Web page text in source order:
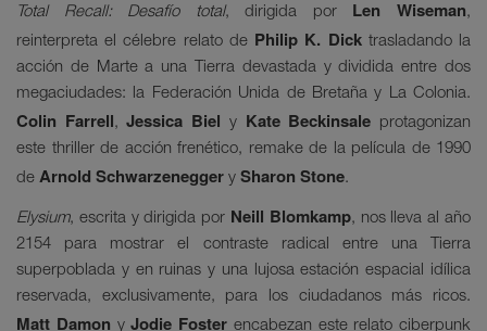
Total Recall: Desafío total, dirigida por Len Wiseman,
reinterpreta el célebre relato de Philip K. Dick trasladando la
acción de Marte a una Tierra devastada y dividida entre dos
megaciudades: la Federación Unida de Bretaña y La Colonia.
Colin Farrell,Jessica Biel y Kate Beckinsale protagonizan
este thriller de acción frenético, remake de la película de 1990
de Arnold Schwarzenegger y Sharon Stone.
Elysium, escrita y dirigida por Neill Blomkamp, nos lleva al año
2154 para mostrar el contraste radical entre una Tierra
superpoblada y en ruinas y una lujosa estación espacial idílica
reservada, exclusivamente, para los ciudadanos más ricos.
Matt Damon yJodie Foster encabezan este relato ciberpunk